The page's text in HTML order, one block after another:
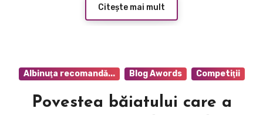
Citește mai mult
Albinuţa recomandă... Blog Awords Competiţii
Povestea băiatului care a